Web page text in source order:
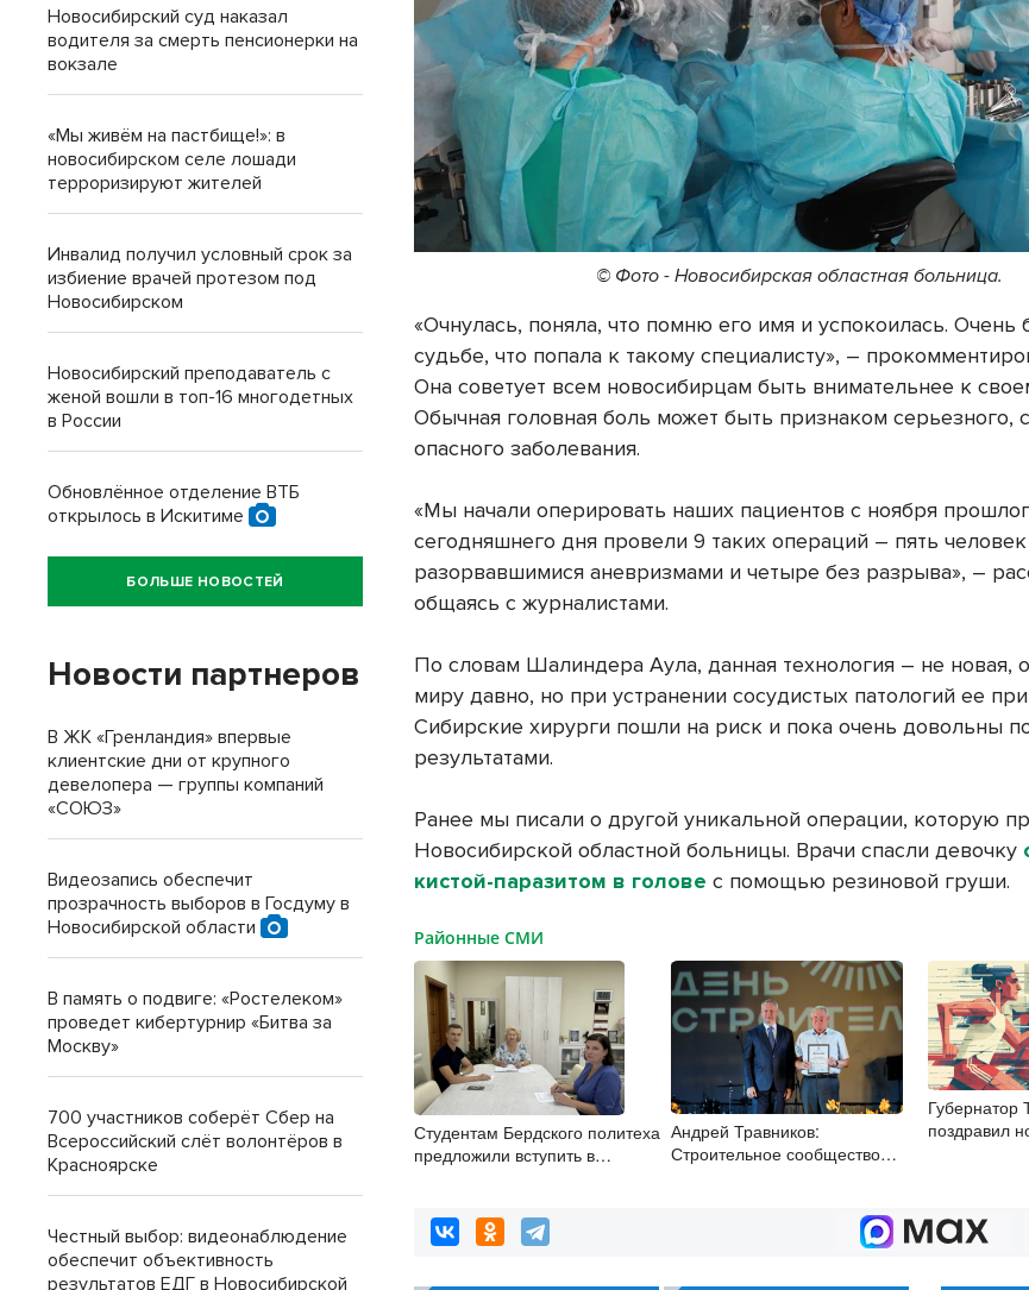
© Фото - Новосибирская областная больница.
«Очнулась, поняла, что помню его имя и успокоилась. Очень
судьбе, что попала к такому специалисту», –
Она советует всем новосибирцам быть внимательнее к
Обычная головная боль может быть признаком серьезного,
опасного заболевания.
«Мы начали оперировать наших пациентов с ноября
сегодняшнего дня провели 9 таких операций – пять
разорвавшимися аневризмами и четыре без разрыва», –
общаясь с журналистами.
По словам Шалиндера Аула, данная технология – не новая,
миру давно, но при устранении сосудистых патологий ее
Сибирские хирурги пошли на риск и пока очень довольны
результатами.
Ранее мы писали о другой уникальной операции, которую
Новосибирской областной больницы. Врачи спасли девочку
кистой-паразитом в голове с помощью резиновой груши.
Районные СМИ
Студентам Бердского политеха
предложили вступить в
Андрей Травников:
Строительное сообщество
Губернатор
поздравил
Новосибирский суд наказал
водителя за смерть пенсионерки на
вокзале
«Мы живём на пастбище!»: в
новосибирском селе лошади
терроризируют жителей
Инвалид получил условный срок за
избиение врачей протезом под
Новосибирском
Новосибирский преподаватель с
женой вошли в топ-16 многодетных
в России
Обновлённое отделение ВТБ
открылось в Искитиме
БОЛЬШЕ НОВОСТЕЙ
Новости партнеров
В ЖК «Гренландия» впервые
клиентские дни от крупного
девелопера — группы компаний
«СОЮЗ»
Видеозапись обеспечит
прозрачность выборов в Госдуму в
Новосибирской области
В память о подвиге: «Ростелеком»
проведет кибертурнир «Битва за
Москву»
700 участников соберёт Сбер на
Всероссийский слёт волонтёров в
Красноярске
Честный выбор: видеонаблюдение
обеспечит объективность
результатов ЕДГ в Новосибирской